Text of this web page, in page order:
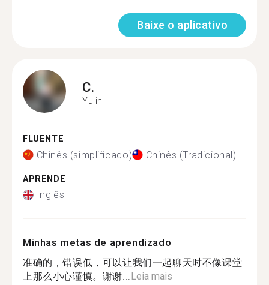
Baixe o aplicativo
C.
Yulin
FLUENTE
Chinês (simplificado) Chinês (Tradicional)
APRENDE
Inglês
Minhas metas de aprendizado
准确的，错误低，可以让我们一起聊天时不像课堂
上那么小心谨慎。谢谢...Leia mais